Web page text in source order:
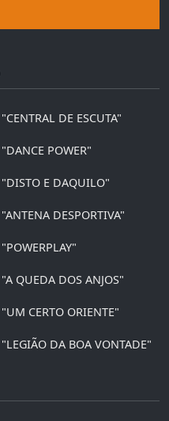
"CENTRAL DE ESCUTA"
"DANCE POWER"
"DISTO E DAQUILO"
"ANTENA DESPORTIVA"
"POWERPLAY"
"A QUEDA DOS ANJOS"
"UM CERTO ORIENTE"
"LEGIÃO DA BOA VONTADE"